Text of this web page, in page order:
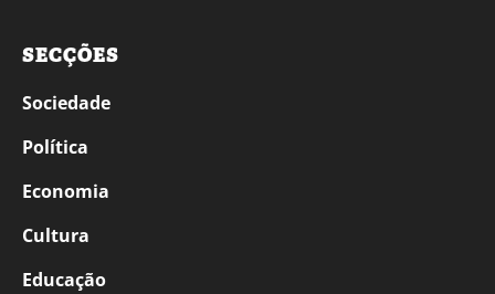
SECÇÕES
Sociedade
Política
Economia
Cultura
Educação